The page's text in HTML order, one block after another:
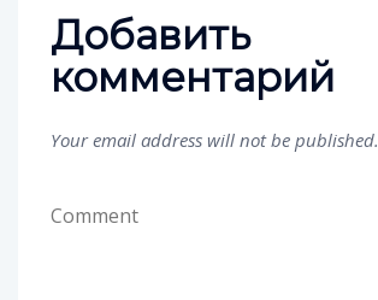
Добавить
комментарий
Your email address will not be published.